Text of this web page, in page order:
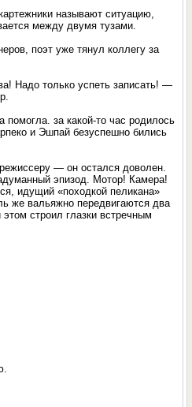
называют ситуацию,
между двумя тузами.
поэт уже тянул коллегу за
Надо только успеть записать! —
помогла. за какой-то час родилось
и Эшпай безуспешно бились
— он остался доволен.
эпизод. Мотор! Камерa!
идущий «походкой пеликана»
же вальяжно передвигаются два
строил глазки встречным